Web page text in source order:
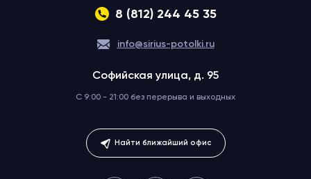
8 (812) 244 45 35
info@sirius-potolki.ru
Софийская улица, д. 95
C 9:00 - 21:00 без перерыва и выходных
Найти ближайший офис